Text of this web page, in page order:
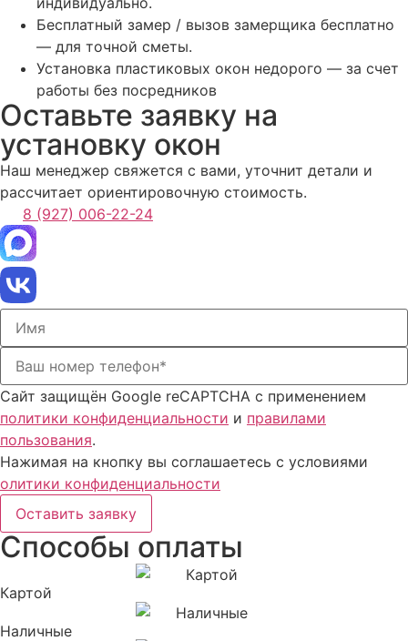
Бесплатный замер / вызов замерщика бесплатно
— для точной сметы.
Установка пластиковых окон недорого — за счет
работы без посредников
Оставьте заявку на
установку окон
Наш менеджер свяжется с вами, уточнит детали и
рассчитает ориентировочную стоимость.
8 (927) 006-22-24
Сайт защищён Google reCAPTCHA с применением
политики конфиденциальности и правилами
пользования.
Нажимая на кнопку вы соглашаетесь с условиями
олитики конфиденциальности
Оставить заявку
Способы оплаты
Картой
Наличные